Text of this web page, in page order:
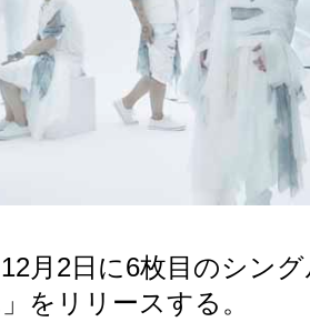
月2日に6枚目のシン
をリリースする。